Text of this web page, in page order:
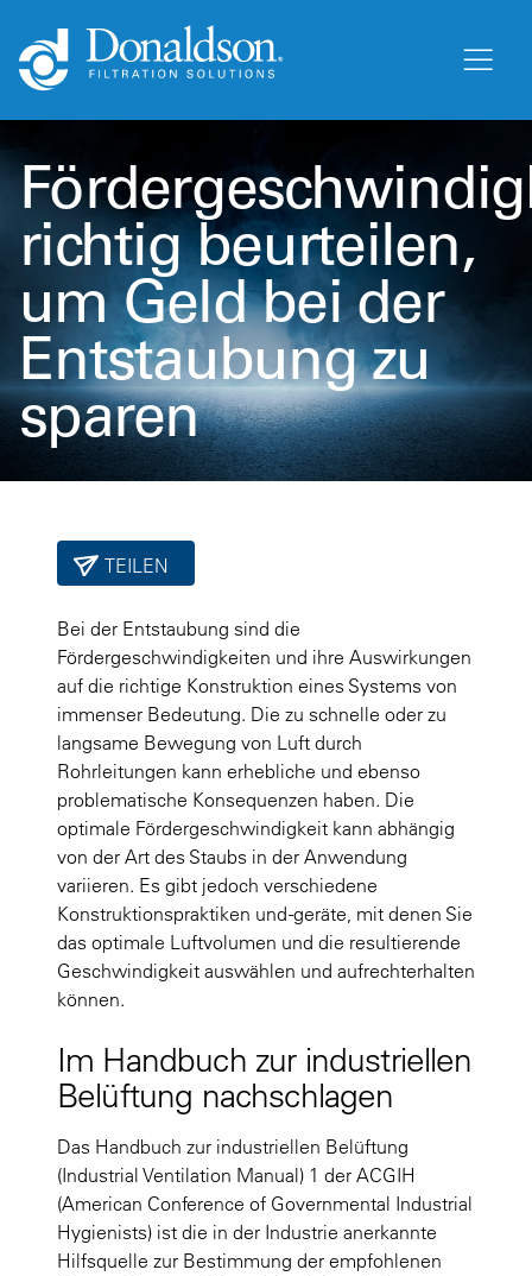
richtig beurteilen,
um Geld bei der
Entstaubung zu
sparen
TEILEN
Bei der Entstaubung sind die
Fördergeschwindigkeiten und ihre Auswirkungen
auf die richtige Konstruktion eines Systems von
immenser Bedeutung. Die zu schnelle oder zu
langsame Bewegung von Luft durch
Rohrleitungen kann erhebliche und ebenso
problematische Konsequenzen haben. Die
optimale Fördergeschwindigkeit kann abhängig
von der Art des Staubs in der Anwendung
variieren. Es gibt jedoch verschiedene
Konstruktionspraktiken und -geräte, mit denen Sie
das optimale Luftvolumen und die resultierende
Geschwindigkeit auswählen und aufrechterhalten
können.
Im Handbuch zur industriellen
Belüftung nachschlagen
Das Handbuch zur industriellen Belüftung
(Industrial Ventilation Manual) 1 der ACGIH
(American Conference of Governmental Industrial
Hygienists) ist die in der Industrie anerkannte
Hilfsquelle zur Bestimmung der empfohlenen